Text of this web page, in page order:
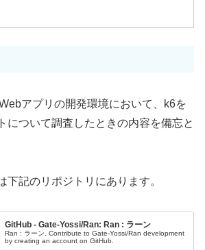
アプリの開発環境において、k6を
について調査したときの内容を備忘と
下記のリポジトリにあります。
GitHub - Gate-Yossi/Ran: Ran : ラーン
Ran : ラーン. Contribute to Gate-Yossi/Ran development
by creating an account on GitHub.